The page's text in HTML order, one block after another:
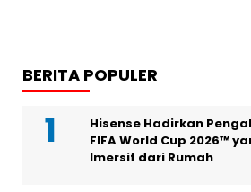
BERITA POPULER
Hisense Hadirkan
FIFA World Cup 2026™
Imersif dari Rumah